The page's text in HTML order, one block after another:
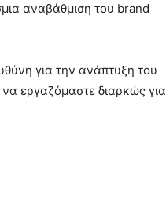
αναβάθμιση του brand
για την ανάπτυξη του
εργαζόμαστε διαρκώς για